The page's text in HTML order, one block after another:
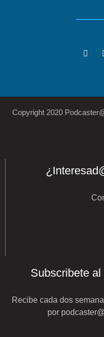
Copyright 2020
Subscribete
Recibe cada dos
por